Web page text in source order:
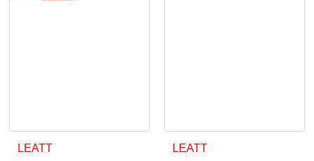
LEATT
LEATT